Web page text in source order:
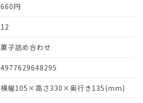
660円
12
菓子詰め合わせ
4977629648295
横幅105×高さ330×奥行き135(mm)